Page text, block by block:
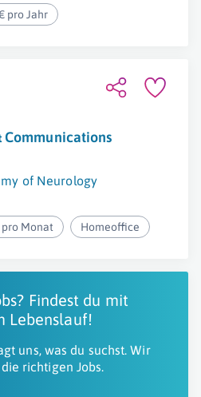
pro Jahr
of Neurology
pro Monat Homeoffice
Findest du mit
Lebenslauf!
uns, was du suchst. Wir
richtigen Jobs.